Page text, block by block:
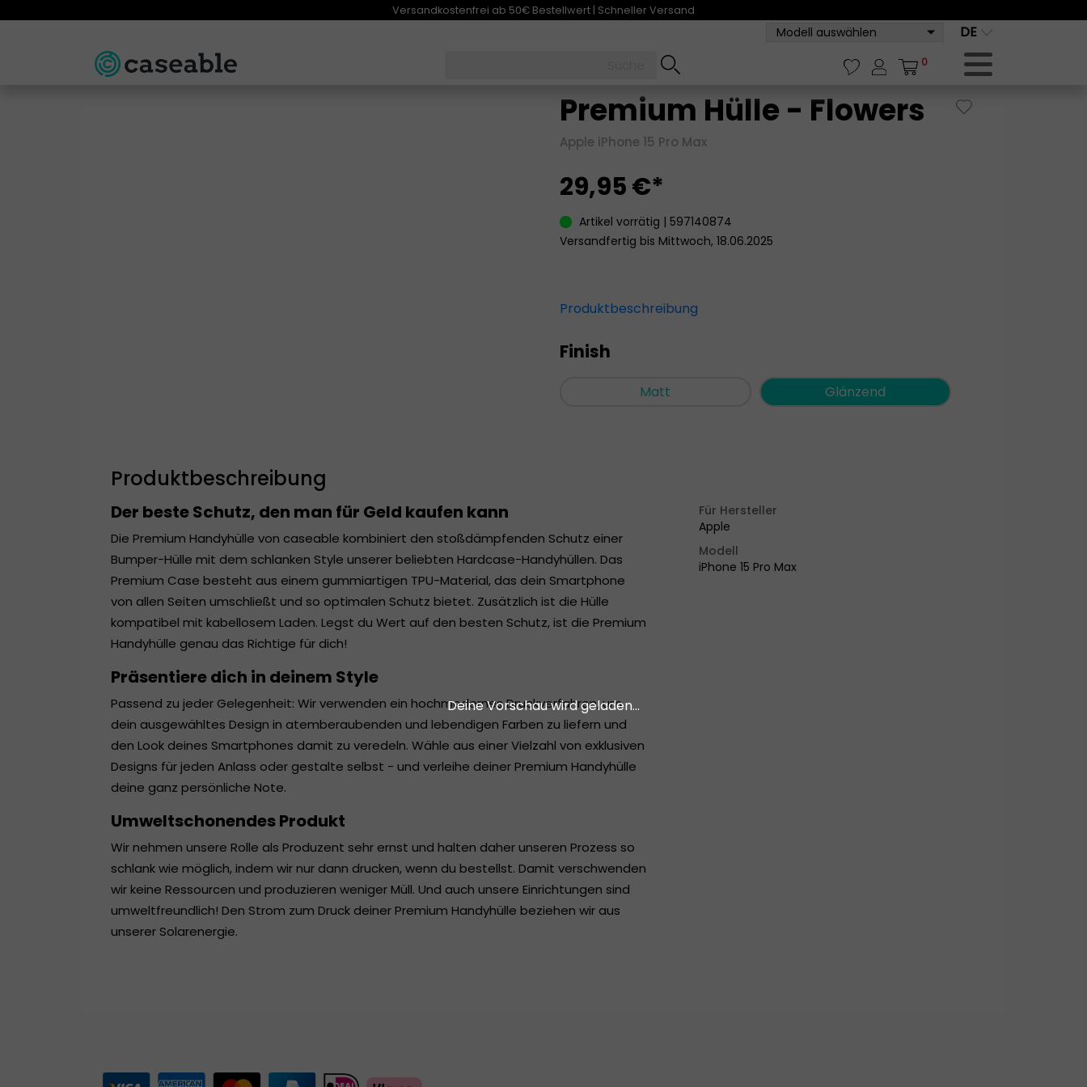
Versandkostenfrei ab 50€ Bestellwert | Schneller Versand
DE
Modell auswählen
0
Deine Vorschau wird geladen...
Premium Hülle - Flowers
Apple iPhone 15 Pro Max
29,95 €*
Artikel vorrätig | 597140874
Versandfertig bis Mittwoch, 18.06.2025
Produktbeschreibung
Finish
Matt Glänzend
Produktbeschreibung
Der beste Schutz, den man für Geld kaufen kann
Die Premium Handyhülle von caseable kombiniert den stoßdämpfenden Schutz einer
Bumper-Hülle mit dem schlanken Style unserer beliebten Hardcase-Handyhüllen. Das
Premium Case besteht aus einem gummiartigen TPU-Material, das dein Smartphone
von allen Seiten umschließt und so optimalen Schutz bietet. Zusätzlich ist die Hülle
kompatibel mit kabellosem Laden. Legst du Wert auf den besten Schutz, ist die Premium
Handyhülle genau das Richtige für dich!
Präsentiere dich in deinem Style
Passend zu jeder Gelegenheit: Wir verwenden ein hochmodernes Druckverfahren, um
dein ausgewähltes Design in atemberaubenden und lebendigen Farben zu liefern und
den Look deines Smartphones damit zu veredeln. Wähle aus einer Vielzahl von exklusiven
Designs für jeden Anlass oder gestalte selbst - und verleihe deiner Premium Handyhülle
deine ganz persönliche Note.
Umweltschonendes Produkt
Wir nehmen unsere Rolle als Produzent sehr ernst und halten daher unseren Prozess so
schlank wie möglich, indem wir nur dann drucken, wenn du bestellst. Damit verschwenden
wir keine Ressourcen und produzieren weniger Müll. Und auch unsere Einrichtungen sind
umweltfreundlich! Den Strom zum Druck deiner Premium Handyhülle beziehen wir aus
unserer Solarenergie.
Für Hersteller
Apple
Modell
iPhone 15 Pro Max